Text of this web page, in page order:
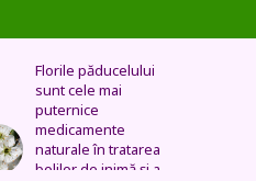
Panseluța sălbatică –
Este eficientă pentru
cistită, ameliorează
constipația, are grijă
de sănătatea urinară,
tratează problemele